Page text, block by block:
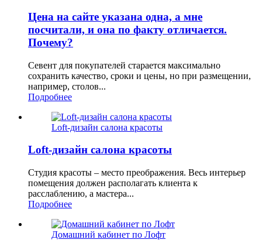
Цена на сайте указана одна, а мне
посчитали, и она по факту отличается.
Почему?
Севент для покупателей старается максимально
сохранить качество, сроки и цены, но при размещении,
например, столов...
Подробнее
Loft-дизайн салона красоты
Loft-дизайн салона красоты
Студия красоты – место преображения. Весь интерьер
помещения должен располагать клиента к
расслаблению, а мастера...
Подробнее
Домашний кабинет по Лофт